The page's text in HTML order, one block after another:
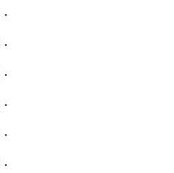
·
·
·
·
·
·